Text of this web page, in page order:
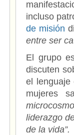
incluso
de misión
entre ser
El grupo
discuten
el lenguaje
mujeres
liderazgo
de la vida”.